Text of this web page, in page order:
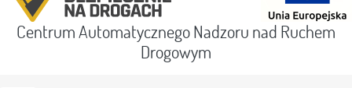
Centrum Automatycznego Nadzoru nad Ruchem
Drogowym